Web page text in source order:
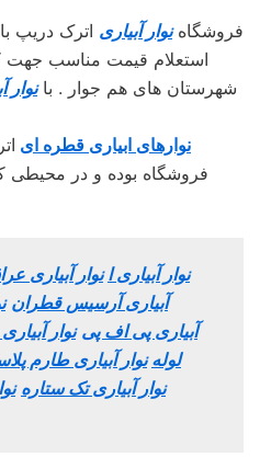
فروشگاهنوار آبیاری
استعلام قیمت مناسب جهت
شهرستان های هم جوار . بانوار
نوارهای ابیاری قطره ای
فروشگاه بوده و در محیطی
نوار آبیاری ا نوار آبیاری
آبیاری آرسیس قطران
آبیاری پی اف پی نوار
لوله نوار آبیاری طارم
نوار آبیاری تک ستاره